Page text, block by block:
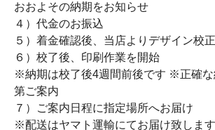
おおよその納期をお知らせ
４）代金のお振込
５）着金確認後、当店よりデザイン校
６）校了後、印刷作業を開始
※納期は校了後4週間前後です ※正確な
第ご案内
７）ご案内日程に指定場所へお届け
※配送はヤマト運輸にてお届け致します